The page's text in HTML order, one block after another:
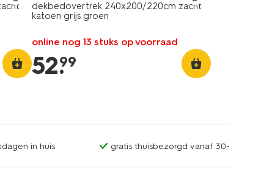
dekbedovertrek 240x200/220cm zacht
katoen grijs groen
online nog 13 stuks op voorraad
52.
99
in huis gratis thuisbezorgd vanaf 30.-